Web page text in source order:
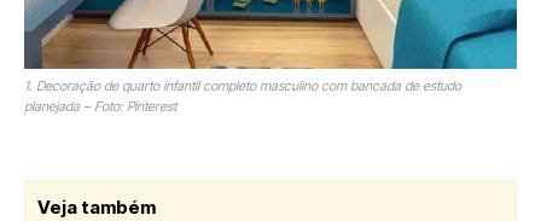
1. Decoração de quarto infantil completo masculino com bancada de estudo
planejada – Foto: Pinterest
Veja também